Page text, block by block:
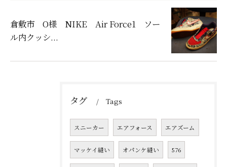
倉敷市 O様 NIKE Air Force1 ソー
ル内クッシ...
タグ Tags
スニーカー エアフォース エアズーム
マッケイ縫い オパンケ縫い 576